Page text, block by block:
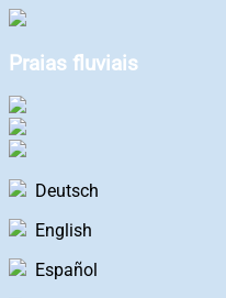
Praias fluviais
Deutsch
English
Español